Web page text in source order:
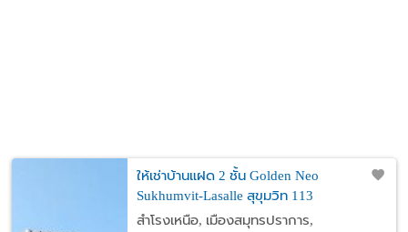
ให้เช่าบ้านแฝด 2 ชั้น Golden Neo
Sukhumvit-Lasalle สุขุมวิท 113
สำโรงเหนือ, เมืองสมุทรปราการ,